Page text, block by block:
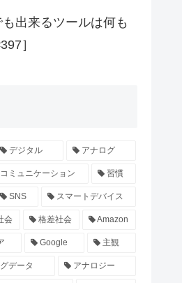
も出来るツールは何も
］
デジタル アナログ
コミュニケーション 習慣
SNS スマートデバイス
会 格差社会 Amazon
Google 主観
データ アナロジー